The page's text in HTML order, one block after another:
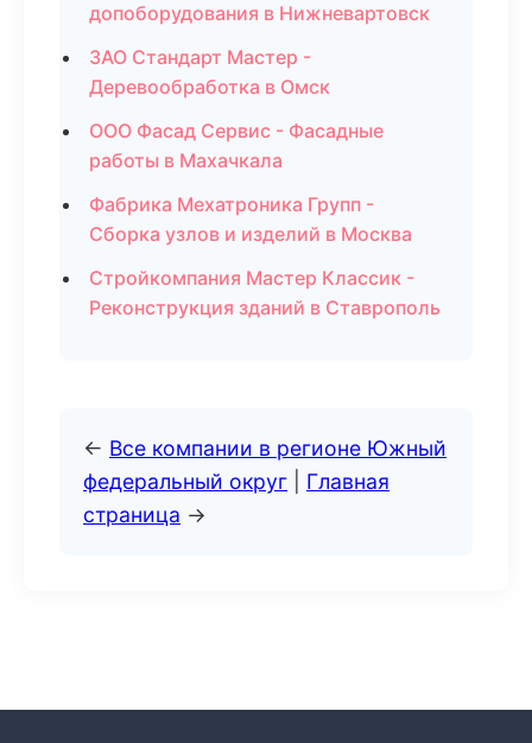
допоборудования в Нижневартовск
ЗАО Стандарт Мастер -
Деревообработка в Омск
ООО Фасад Сервис - Фасадные
работы в Махачкала
Фабрика Мехатроника Групп -
Сборка узлов и изделий в Москва
Стройкомпания Мастер Классик -
Реконструкция зданий в Ставрополь
← Все компании в регионе Южный
федеральный округ
Главная
страница →